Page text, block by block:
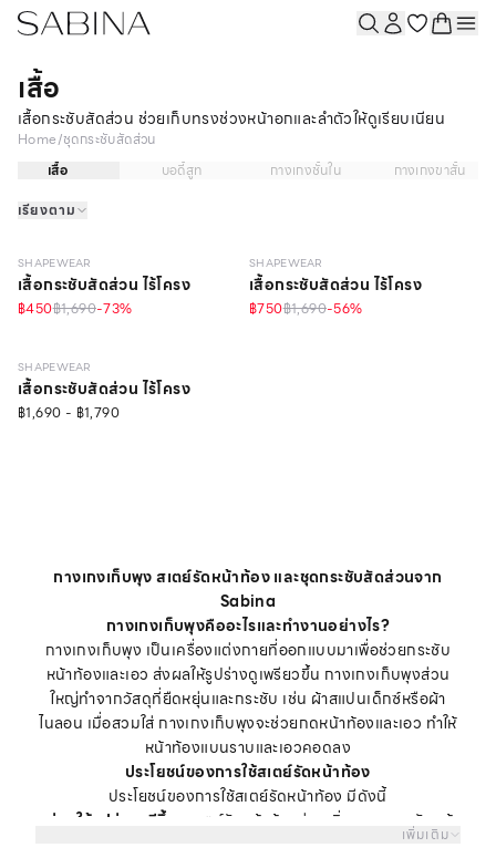
เสื้อ
เสื้อกระชับสัดส่วน ช่วยเก็บทรงช่วงหน้าอกและลำตัวให้ดูเรียบเนียน
Home/ชุดกระชับสัดส่วน
เสื้อ
บอดี้สูท กางเกงชั้นใน
กางเกงขาสั้น
เรียงตาม
STRONG
SHAPEWEAR
เสื้อกระชับสัดส่วน ไร้โครง
฿450฿1,690-73%
SHAPEWEAR
เสื้อกระชับสัดส่วน ไร้โครง
฿750฿1,690-56%
STRONG
SHAPEWEAR
เสื้อกระชับสัดส่วน ไร้โครง
฿1,690 - ฿1,790
กางเกงเก็บพุง สเตย์รัดหน้าท้อง และชุดกระชับสัดส่วนจาก
Sabina
กางเกงเก็บพุงคืออะไรและทำงานอย่างไร?
กางเกงเก็บพุง เป็นเครื่องแต่งกายที่ออกแบบมาเพื่อช่วยกระชับ
หน้าท้องและเอว ส่งผลให้รูปร่างดูเพรียวขึ้น กางเกงเก็บพุงส่วน
ใหญ่ทำจากวัสดุที่ยืดหยุ่นและกระชับ เช่น ผ้าสแปนเด็กซ์หรือผ้า
ไนลอน เมื่อสวมใส่ กางเกงเก็บพุงจะช่วยกดหน้าท้องและเอว ทำให้
หน้าท้องแบนราบและเอวคอดลง
ประโยชน์ของการใช้สเตย์รัดหน้าท้อง
ประโยชน์ของการใช้สเตย์รัดหน้าท้อง มีดังนี้
ช่วยให้รูปร่างดูดีขึ้น :
สเตย์รัดหน้าท้องช่วยเพิ่มความกระชับหน้า
ท้อง และเอว ทำให้รูปร่างดูเพรียว มีส่วนเว้าส่วนโค้งมากขึ้น
เพิ่มเติม